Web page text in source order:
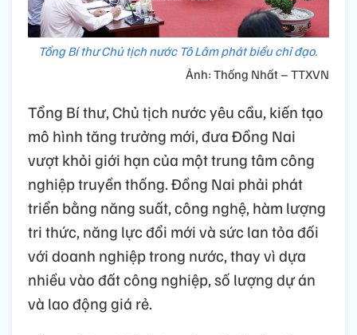
Tổng Bí thư Chủ tịch nước Tô Lâm phát biểu chỉ đạo.
Ảnh: Thống Nhất – TTXVN
Tổng Bí thư, Chủ tịch nước yêu cầu, kiến tạo
mô hình tăng trưởng mới, đưa Đồng Nai
vượt khỏi giới hạn của một trung tâm công
nghiệp truyền thống. Đồng Nai phải phát
triển bằng năng suất, công nghệ, hàm lượng
tri thức, năng lực đổi mới và sức lan tỏa đối
với doanh nghiệp trong nước, thay vì dựa
nhiều vào đất công nghiệp, số lượng dự án
và lao động giá rẻ.